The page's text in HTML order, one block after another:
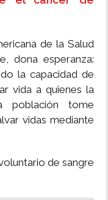
de la Salud
dona esperanza:
la capacidad de
vida a quienes la
población tome
vidas mediante
de sangre